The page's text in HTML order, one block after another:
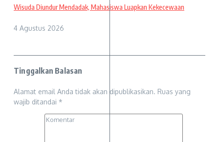
Wisuda Diundur Mendadak, Mahasiswa Luapkan Kekecewaan
4 Agustus 2026
Tinggalkan Balasan
Alamat email Anda tidak akan dipublikasikan. Ruas yang
wajib ditandai *